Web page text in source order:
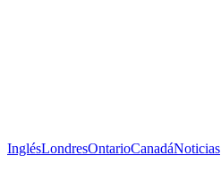
InglésLondresOntarioCanadáNoticias